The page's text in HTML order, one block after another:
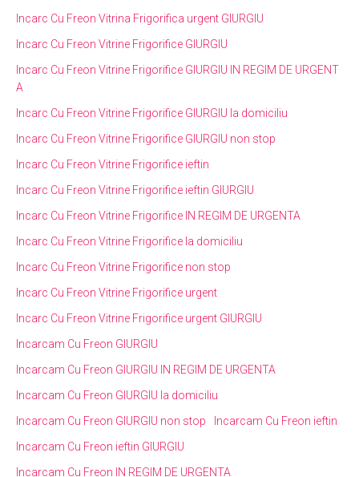
Incarc Cu Freon Vitrina Frigorifica urgent GIURGIU
Incarc Cu Freon Vitrine Frigorifice GIURGIU
Incarc Cu Freon Vitrine Frigorifice GIURGIU IN REGIM DE URGENT
A
Incarc Cu Freon Vitrine Frigorifice GIURGIU la domiciliu
Incarc Cu Freon Vitrine Frigorifice GIURGIU non stop
Incarc Cu Freon Vitrine Frigorifice ieftin
Incarc Cu Freon Vitrine Frigorifice ieftin GIURGIU
Incarc Cu Freon Vitrine Frigorifice IN REGIM DE URGENTA
Incarc Cu Freon Vitrine Frigorifice la domiciliu
Incarc Cu Freon Vitrine Frigorifice non stop
Incarc Cu Freon Vitrine Frigorifice urgent
Incarc Cu Freon Vitrine Frigorifice urgent GIURGIU
Incarcam Cu Freon GIURGIU
Incarcam Cu Freon GIURGIU IN REGIM DE URGENTA
Incarcam Cu Freon GIURGIU la domiciliu
Incarcam Cu Freon GIURGIU non stop
Incarcam Cu Freon ieftin
Incarcam Cu Freon ieftin GIURGIU
Incarcam Cu Freon IN REGIM DE URGENTA